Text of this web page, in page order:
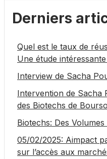
Derniers
Quel est le taux de
Une étude
Interview de Sacha
Intervention de Sacha
des Biotechs de
Biotechs: Des
05/02/2025: Aimpact
sur l’accès aux